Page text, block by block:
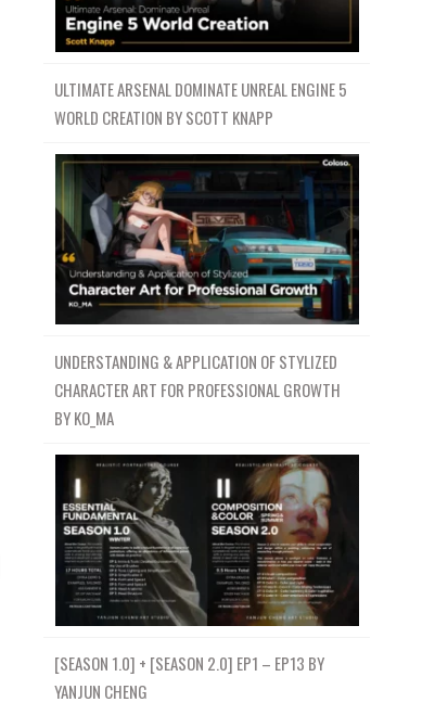
ULTIMATE ARSENAL DOMINATE UNREAL ENGINE 5
WORLD CREATION BY SCOTT KNAPP
UNDERSTANDING & APPLICATION OF STYLIZED
CHARACTER ART FOR PROFESSIONAL GROWTH
BY KO_MA
[SEASON 1.0] + [SEASON 2.0] EP1 – EP13 BY
YANJUN CHENG